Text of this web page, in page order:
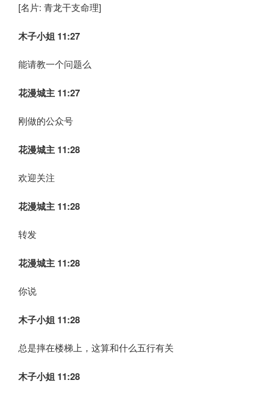
[名片: 青龙干支命理]
木子小姐 11:27
能请教一个问题么
花漫城主 11:27
刚做的公众号
花漫城主 11:28
欢迎关注
花漫城主 11:28
转发
花漫城主 11:28
你说
木子小姐 11:28
总是摔在楼梯上，这算和什么五行有关
木子小姐 11:28